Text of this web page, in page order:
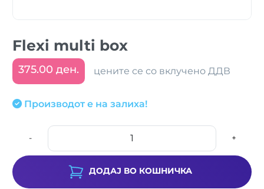
Flexi multi box
375.00 ден. цените се со вклучено ДДВ
Производот е на залиха!
- +
ДОДАЈ ВО КОШНИЧКА